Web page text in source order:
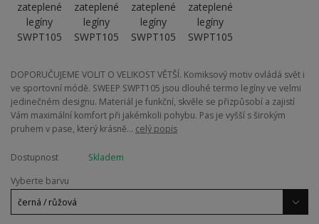
DOPORUČUJEME VOLIT O VELIKOST VĚTŠÍ. Komiksový motiv ovládá svět i
ve sportovní módě. SWEEP SWPT105 jsou dlouhé termo legíny ve velmi
jedinečném designu. Materiál je funkční, skvěle se přizpůsobí a zajistí
Vám maximální komfort při jakémkoli pohybu. Pas je vyšší s širokým
pruhem v pase, který krásně... celý popis
Dostupnost
Skladem
Vyberte barvu